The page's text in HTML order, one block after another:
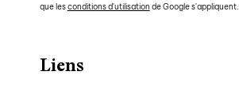
que lesconditions d'utilisation de Google s'appliquent.
Liens